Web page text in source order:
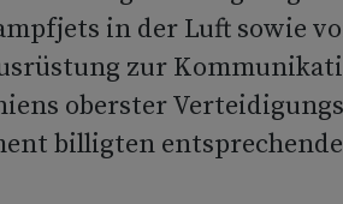
in der Luft sowie
zur
oberster
billigten entsprechende